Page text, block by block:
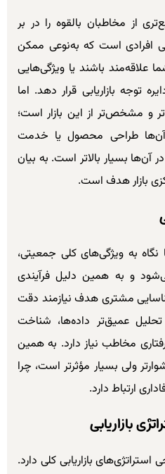
از مخاطبان بالقوه را در بر
افرادی است که به‌نوعی ممکن
باشند یا ویژگی‌هایی
توجه بازاریابی قرار دهد. اما
مشخص‌تر از این بازار است؛
آن‌ها طراحی محصول یا خدمت
بسیار بالاتر است. به بیان
بازار هدف است.
نگاه به ویژگی‌های کلی جمعیتی،
و به همین دلیل فرآیندی
مشتری هدف نیازمند دقت
تحلیل عمیق‌تر داده‌ها، شناخت
مخاطب نیاز دارد. به همین
ولی بسیار مؤثرتر است، چرا
ارتباط دارد.
بازاریابی کلی دارد.